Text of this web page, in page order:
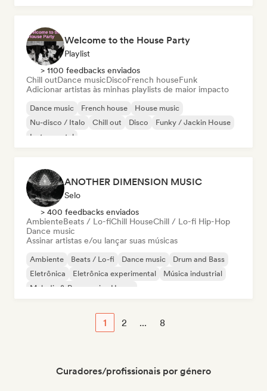
Welcome to the House Party
Playlist
> 1100 feedbacks enviados
Chill outDance musicDiscoFrench houseFunk
Adicionar artistas às minhas playlists de maior impacto
Dance music French house
House music
Nu-disco / Italo
Chill out Disco
Funky / Jackin House
Instrumental
ANOTHER DIMENSION MUSIC
Selo
> 400 feedbacks enviados
AmbienteBeats / Lo-fiChill HouseChill / Lo-fi Hip-Hop
Dance music
Assinar artistas e/ou lançar suas músicas
Ambiente Beats / Lo-fi Dance music
Drum and Bass
Eletrônica
Eletrônica experimental
Música industrial
Melodic & Progressive House
1 2 ... 8
Curadores/profissionais por género